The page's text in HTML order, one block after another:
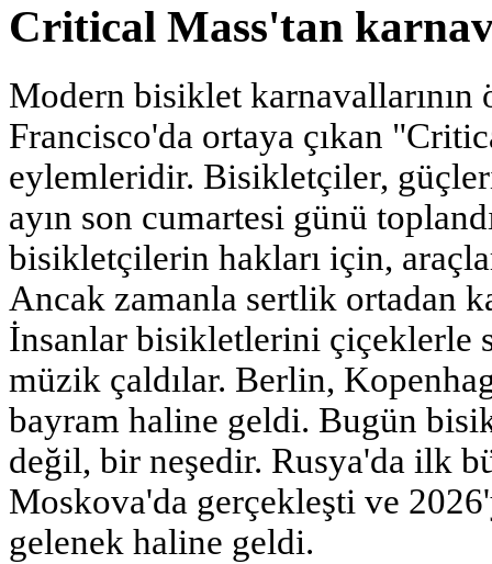
Critical Mass'tan
Modern bisiklet karnavallarının
Francisco'da ortaya çıkan
eylemleridir. Bisikletçiler,
ayın son cumartesi günü
bisikletçilerin hakları için,
Ancak zamanla sertlik ortadan
İnsanlar bisikletlerini çiçeklerle
müzik çaldılar. Berlin,
bayram haline geldi. Bugün
değil, bir neşedir. Rusya'da ilk
Moskova'da gerçekleşti ve
gelenek haline geldi.